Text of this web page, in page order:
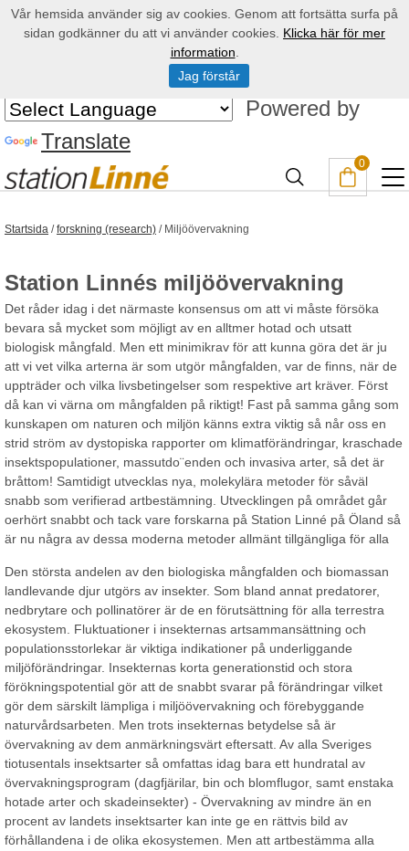
Powered by
Translate
0
Startsida /forskning (research) / Miljöövervakning
Station Linnés miljöövervakning
Det råder idag i det närmaste konsensus om att vi måste försöka
bevara så mycket som möjligt av en alltmer hotad och utsatt
biologisk mångfald. Men ett minimikrav för att kunna göra det är ju
att vi vet vilka arterna är som utgör mångfalden, var de finns, när de
uppträder och vilka livsbetingelser som respektive art kräver. Först
då kan vi värna om mångfalden på riktigt! Fast på samma gång som
kunskapen om naturen och miljön känns extra viktig så når oss en
strid ström av dystopiska rapporter om klimatförändringar, kraschade
insektspopulationer, massutdo¨enden och invasiva arter, så det är
bråttom! Samtidigt utvecklas nya, molekylära metoder för såväl
snabb som verifierad artbestämning. Utvecklingen på området går
oerhört snabbt och tack vare forskarna på Station Linné på Öland så
är nu några av dessa moderna metoder allmänt tillgängliga för alla
Den största andelen av den biologiska mångfalden och biomassan
landlevande djur utgörs av insekter. Som bland annat predatorer,
nedbrytare och pollinatörer är de en förutsättning för alla terrestra
ekosystem. Fluktuationer i insekternas artsammansättning och
populationsstorlekar är viktiga indikationer på underliggande
miljöförändringar. Insekternas korta generationstid och stora
förökningspotential gör att de snabbt svarar på förändringar vilket
gör dem särskilt lämpliga i miljöövervakning och förebyggande
naturvårdsarbeten. Men trots insekternas betydelse så är
övervakning av dem anmärkningsvärt eftersatt. Av alla Sveriges
tiotusentals insektsarter så omfattas idag bara ett hundratal av
övervakningsprogram (dagfjärilar, bin och blomflugor, samt enstaka
hotade arter och skadeinsekter) - Övervakning av mindre än en
procent av landets insektsarter kan inte ge en rättvis bild av
förhållandena i de olika ekosystemen. Men att artbestämma alla
Vår hemsida använder sig av cookies. Genom att fortsätta surfa på
sidan godkänner du att vi använder cookies. Klicka här för mer
information
Jag förstår